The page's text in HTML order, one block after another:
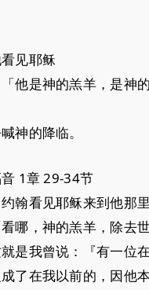
见耶稣
他是神的羔羊，是神
神的降临。
1章 29-34节
翰看见耶稣来到他那
哪，神的羔羊，除去
是我曾说：『有一位
了在我以前的，因他